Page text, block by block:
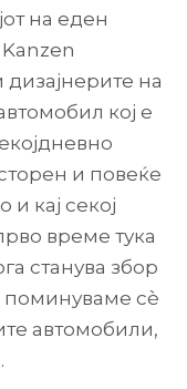
на еден
на
кој е
и повеќе
кај секој
време тука
станува збор
поминуваме сè
автомобили,